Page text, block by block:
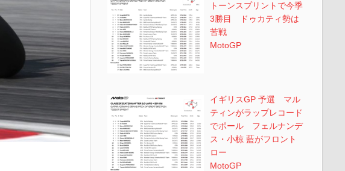
トーンスプリントで今季
3勝目 ドゥカティ勢は
苦戦
MotoGP
イギリスGP 予選 マル
ティンがラップレコード
でポール フェルナンデ
ス・小椋 藍がフロント
ロー
MotoGP